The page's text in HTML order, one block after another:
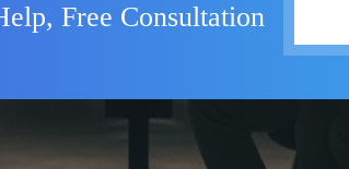
dampak
Super
Free Consultation